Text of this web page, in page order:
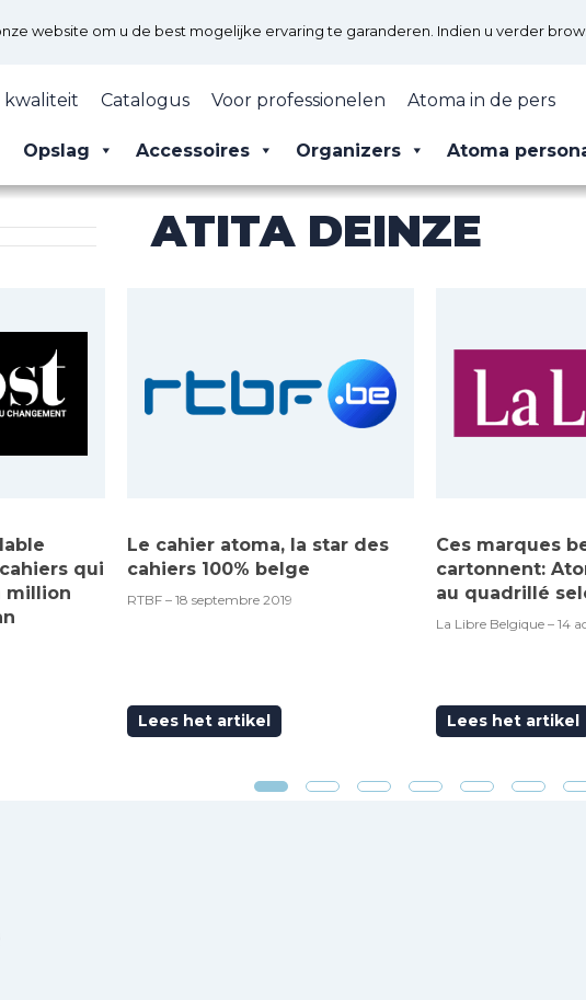
kwaliteit Catalogus Voor professionelen Atoma in de pers
Opslag Accessoires Organizers Atoma
ATITA DEINZE
qui
million
Le cahier atoma, la star des
cahiers 100% belge
RTBF – 18 septembre 2019
Lees het artikel
Ces marques
cartonnent:
au quadrillé
La Libre Belgique – 14
Lees het artikel
website om u de best mogelijke ervaring te garanderen. Indien u verder